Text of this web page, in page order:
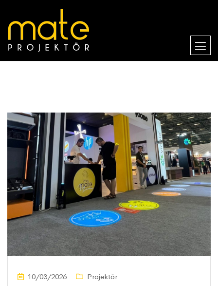
10/03/2026 Projektör